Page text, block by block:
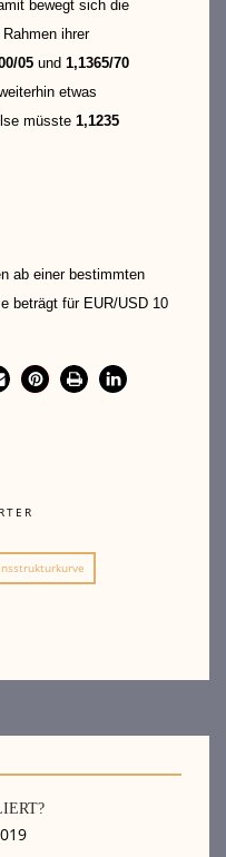
bewegt sich die
ihrer
05 und 1,1365/70
etwas
müsste 1,1235
ab einer bestimmten
beträgt für EUR/USD 10